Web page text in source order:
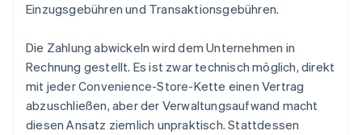
Einzugsgebühren und Transaktionsgebühren.
Die Zahlung abwickeln wird dem Unternehmen in
Rechnung gestellt. Es ist zwar technisch möglich, direkt
mit jeder Convenience-Store-Kette einen Vertrag
abzuschließen, aber der Verwaltungsaufwand macht
diesen Ansatz ziemlich unpraktisch. Stattdessen